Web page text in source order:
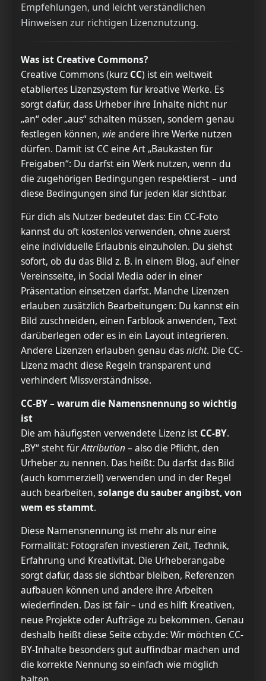
Empfehlungen, und leicht verständlichen
Hinweisen zur richtigen Lizenznutzung.
Was ist Creative Commons?
Creative Commons (kurz CC) ist ein weltweit
etabliertes Lizenzsystem für kreative Werke. Es
sorgt dafür, dass Urheber ihre Inhalte nicht nur
„an“ oder „aus“ schalten müssen, sondern genau
festlegen können, wieandere ihre Werke nutzen
dürfen. Damit ist CC eine Art „Baukasten für
Freigaben“: Du darfst ein Werk nutzen, wenn du
die zugehörigen Bedingungen respektierst – und
diese Bedingungen sind für jeden klar sichtbar.
Für dich als Nutzer bedeutet das: Ein CC-Foto
kannst du oft kostenlos verwenden, ohne zuerst
eine individuelle Erlaubnis einzuholen. Du siehst
sofort, ob du das Bild z. B. in einem Blog, auf einer
Vereinsseite, in Social Media oder in einer
Präsentation einsetzen darfst. Manche Lizenzen
erlauben zusätzlich Bearbeitungen: Du kannst ein
Bild zuschneiden, einen Farblook anwenden, Text
darüberlegen oder es in ein Layout integrieren.
Andere Lizenzen erlauben genau dasnicht. Die CC-
Lizenz macht diese Regeln transparent und
verhindert Missverständnisse.
CC-BY – warum die Namensnennung so wichtig
ist
Die am häufigsten verwendete Lizenz ist CC-BY.
„BY“ steht fürAttribution– also die Pflicht, den
Urheber zu nennen. Das heißt: Du darfst das Bild
(auch kommerziell) verwenden und in der Regel
auch bearbeiten, solange du sauber angibst, von
wem es stammt.
Diese Namensnennung ist mehr als nur eine
Formalität: Fotografen investieren Zeit, Technik,
Erfahrung und Kreativität. Die Urheberangabe
sorgt dafür, dass sie sichtbar bleiben, Referenzen
aufbauen können und andere ihre Arbeiten
wiederfinden. Das ist fair – und es hilft Kreativen,
neue Projekte oder Aufträge zu bekommen. Genau
deshalb heißt diese Seite ccby.de: Wir möchten CC-
BY-Inhalte besonders gut auffindbar machen und
die korrekte Nennung so einfach wie möglich